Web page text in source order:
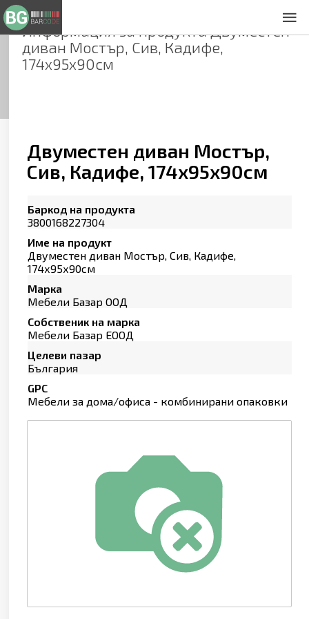
Информация за продуктаДвуместен
диван Мостър, Сив, Кадифе,
174х95х90см
Двуместен диван Мостър,
Сив, Кадифе, 174х95х90см
Баркод на продукта
3800168227304
Име на продукт
Двуместен диван Мостър, Сив, Кадифе,
174х95х90см
Марка
Мебели Базар ООД
Собственик на марка
Мебели Базар ЕООД
Целеви пазар
България
GPC
Мебели за дома/офиса - комбинирани опаковки
Общи условия
Декларация за проверителност